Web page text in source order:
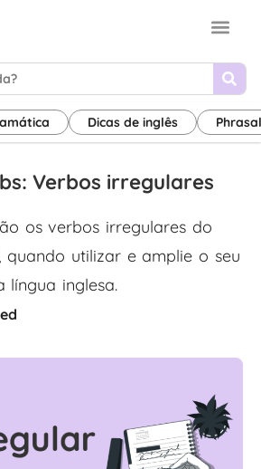
Dicas de inglês
Verbos irregulares
os verbos irregulares do
quando utilizar e amplie o seu
língua inglesa.